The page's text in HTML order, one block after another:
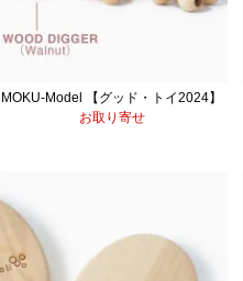
MOKU-Model 【グッド・トイ2024】
お取り寄せ